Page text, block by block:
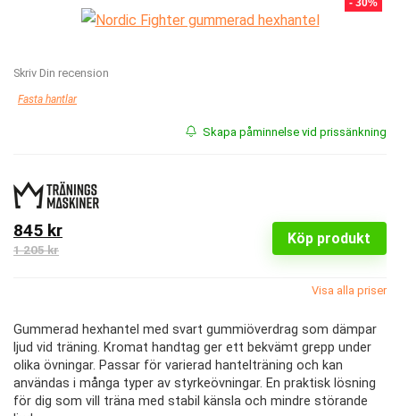
Skriv Din recension
Fasta hantlar
Skapa påminnelse vid prissänkning
Köp produkt
845 kr
1 205 kr
Visa alla priser
Gummerad hexhantel med svart gummiöverdrag som dämpar
ljud vid träning. Kromat handtag ger ett bekvämt grepp under
olika övningar. Passar för varierad hantelträning och kan
användas i många typer av styrkeövningar. En praktisk lösning
för dig som vill träna med stabil känsla och mindre störande